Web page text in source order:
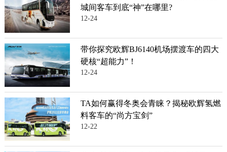
城间客车到底“神”在哪里?
12-24
带你探究欧辉BJ6140机场摆渡车的四大
硬核“超能力”！
12-24
TA如何赢得冬奥会青睐？揭秘欧辉氢燃
料客车的“尚方宝剑”
12-22